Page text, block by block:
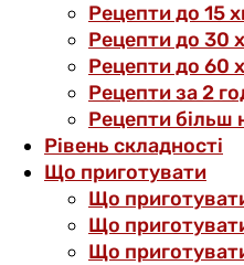
Рецепти до 15
Рецепти до 30
Рецепти до 60
Рецепти за 2
Рецепти більш
Рівень складності
Що приготувати
Що
Що
Що